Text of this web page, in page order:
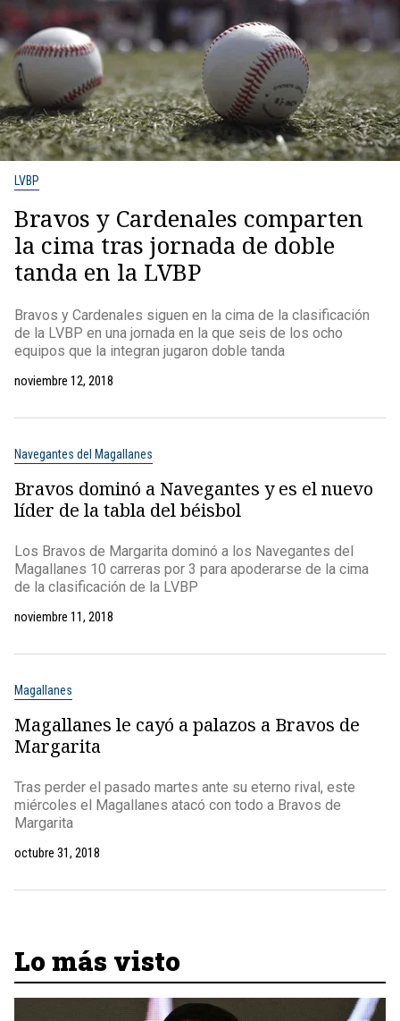
LVBP
Bravos y Cardenales comparten
la cima tras jornada de doble
tanda en la LVBP
Bravos y Cardenales siguen en la cima de la clasificación
de la LVBP en una jornada en la que seis de los ocho
equipos que la integran jugaron doble tanda
noviembre 12, 2018
Navegantes del Magallanes
Bravos dominó a Navegantes y es el nuevo
líder de la tabla del béisbol
Los Bravos de Margarita dominó a los Navegantes del
Magallanes 10 carreras por 3 para apoderarse de la cima
de la clasificación de la LVBP
noviembre 11, 2018
Magallanes
Magallanes le cayó a palazos a Bravos de
Margarita
Tras perder el pasado martes ante su eterno rival, este
miércoles el Magallanes atacó con todo a Bravos de
Margarita
octubre 31, 2018
Lo más visto